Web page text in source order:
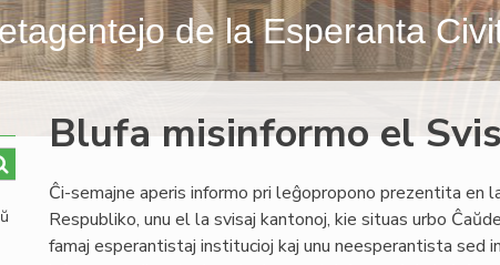
de la Esperanta
Blufa misinformo el
Ĉi-semajne aperis informo pri leĝopropono prezentita en
Respubliko, unu el la svisaj kantonoj, kie situas urbo
famaj esperantistaj institucioj kaj unu neesperantista sed